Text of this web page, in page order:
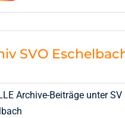
SVO
Archive-Beiträge unter